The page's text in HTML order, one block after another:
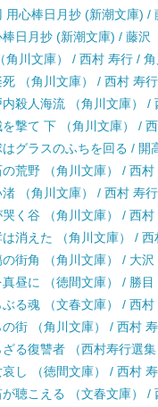
用心棒日月抄 (新潮文庫)
棒日月抄 (新潮文庫) / 藤
角川文庫） / 西村 寿行 /
死 （角川文庫） / 西村 寿
内殺人海流 （角川文庫） /
を撃て 下 （角川文庫） /
はグラスのふちを回る / 開
の荒野 （角川文庫） / 西
渚 （角川文庫） / 西村 寿
哭く谷 （角川文庫） / 西
は消えた （角川文庫） /
の街角 （角川文庫） / 大
真昼に （徳間文庫） / 勝
ぶる魂 （文春文庫） / 西
の街 （角川文庫） / 西村
ざる復讐者 （西村寿行選
哀し （徳間文庫） / 西村
が聴こえる （文春文庫） /